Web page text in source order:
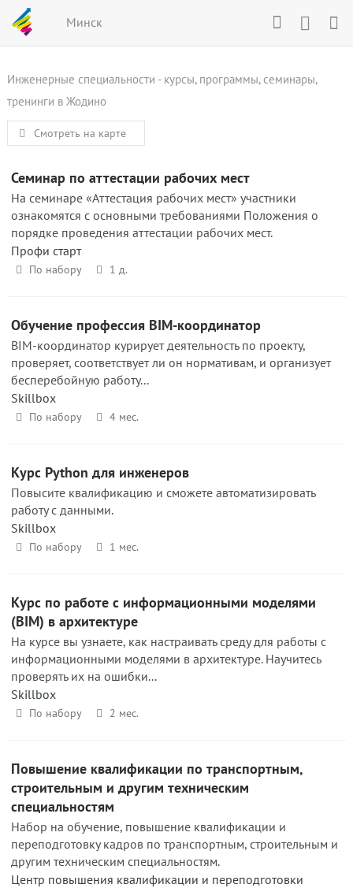
Минск
Инженерные специальности - курсы, программы, семинары,
тренинги в Жодино
Смотреть на карте
Семинар по аттестации рабочих мест
На семинаре «Аттестация рабочих мест» участники
ознакомятся с основными требованиями Положения о
порядке проведения аттестации рабочих мест.
Профи старт
По набору 1 д.
Обучение профессия BIM-координатор
BIM-координатор курирует деятельность по проекту,
проверяет, соответствует ли он нормативам, и организует
бесперебойную работу...
Skillbox
По набору 4 мес.
Курс Python для инженеров
Повысите квалификацию и сможете автоматизировать
работу с данными.
Skillbox
По набору 1 мес.
Курс по работе с информационными моделями
(BIM) в архитектуре
На курсе вы узнаете, как настраивать среду для работы с
информационными моделями в архитектуре. Научитесь
проверять их на ошибки...
Skillbox
По набору 2 мес.
Повышение квалификации по транспортным,
строительным и другим техническим
специальностям
Набор на обучение, повышение квалификации и
переподготовку кадров по транспортным, строительным и
другим техническим специальностям.
Центр повышения квалификации и переподготовки